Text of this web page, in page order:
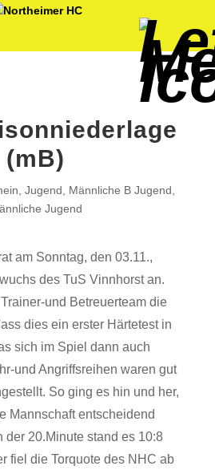
(mB)
,Jugend Männliche B Jugend
Jugend
am Sonntag, den 03.11.,
des TuS Vinnhorst an.
und Betreuerteam die
dies ein erster Härtetest in
sich im Spiel dann auch
und Angriffsreihen waren gut
So ging es hin und her,
Mannschaft entscheidend
der 20.Minute stand es 10:8
fiel die Torquote des NHC ab
Back
1. Herren
2. Herren
1. Damen
Back
Weibliche
Jugend
Back
NHC
Back
Vorstand
Satzung
Back
Back
Download
Back